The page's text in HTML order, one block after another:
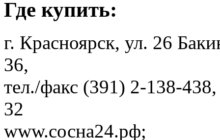
Где купить:
г. Красноярск, ул. 26
36,
тел./факс (391) 2-138-
32
www.сосна24.рф;